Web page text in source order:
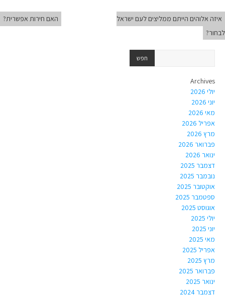
איזה אלוהים הייתם ממליצים לעם ישראל
לבחור?
האם חירות אפשרית?
Archives
יולי 2026
יוני 2026
מאי 2026
אפריל 2026
מרץ 2026
פברואר 2026
ינואר 2026
דצמבר 2025
נובמבר 2025
אוקטובר 2025
ספטמבר 2025
אוגוסט 2025
יולי 2025
יוני 2025
מאי 2025
אפריל 2025
מרץ 2025
פברואר 2025
ינואר 2025
דצמבר 2024